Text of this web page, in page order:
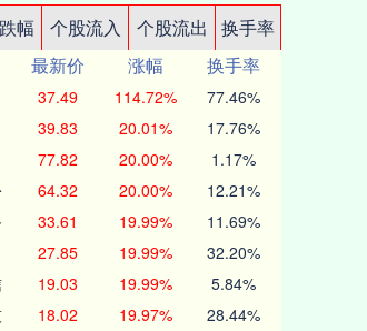
幅 个股流入 个股流出
换手率
最新价 涨幅
换手率
37.49 114.72% 77.46%
39.83 20.01% 17.76%
77.82 20.00% 1.17%
64.32 20.00% 12.21%
33.61 19.99% 11.69%
27.85 19.99% 32.20%
19.03 19.99% 5.84%
18.02 19.97% 28.44%